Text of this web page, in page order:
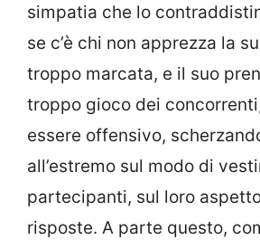
simpatia che lo
se c’è chi non apprezza la
troppo marcata, e il suo
troppo gioco dei
essere offensivo,
all’estremo sul modo di
partecipanti, sul loro
risposte. A parte questo,